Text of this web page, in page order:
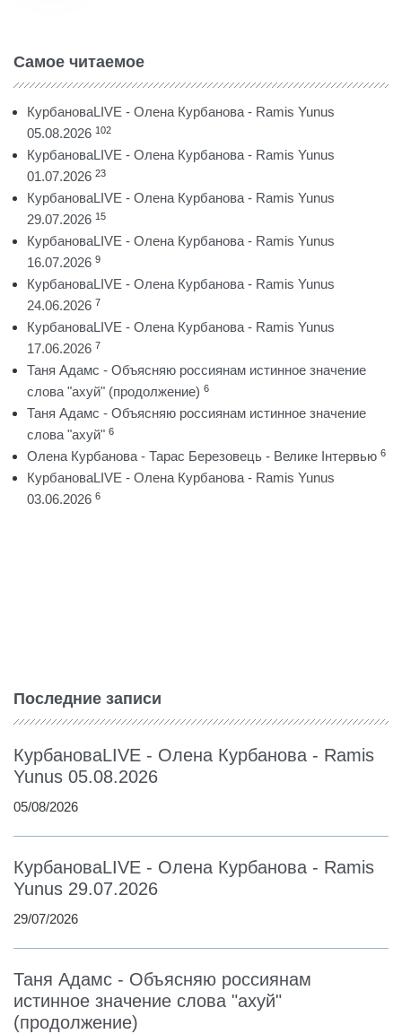
Самое читаемое
КурбановаLIVE - Олена Курбанова - Ramis Yunus
05.08.2026 102
КурбановаLIVE - Олена Курбанова - Ramis Yunus
01.07.2026 23
КурбановаLIVE - Олена Курбанова - Ramis Yunus
29.07.2026 15
КурбановаLIVE - Олена Курбанова - Ramis Yunus
16.07.2026 9
КурбановаLIVE - Олена Курбанова - Ramis Yunus
24.06.2026 7
КурбановаLIVE - Олена Курбанова - Ramis Yunus
17.06.2026 7
Таня Адамс - Объясняю россиянам истинное значение
слова "ахуй" (продолжение) 6
Таня Адамс - Объясняю россиянам истинное значение
слова "ахуй" 6
Олена Курбанова - Тарас Березовець - Велике Інтервью 6
КурбановаLIVE - Олена Курбанова - Ramis Yunus
03.06.2026 6
Последние записи
КурбановаLIVE - Олена Курбанова - Ramis
Yunus 05.08.2026
05/08/2026
КурбановаLIVE - Олена Курбанова - Ramis
Yunus 29.07.2026
29/07/2026
Таня Адамс - Объясняю россиянам
истинное значение слова "ахуй"
(продолжение)